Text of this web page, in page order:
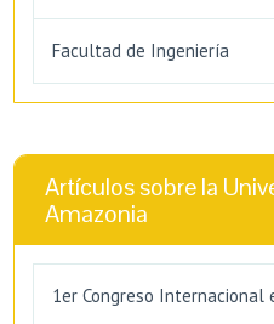
Facultad de Ingeniería
Artículos sobre la
Amazonia
1er Congreso Internacional